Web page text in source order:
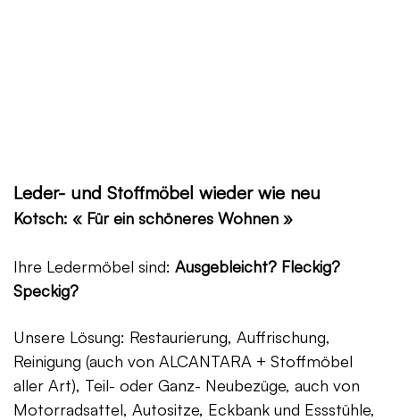
Leder- und Stoffmöbel wieder wie neu
Kotsch: « Für ein schöneres Wohnen »
Ihre Ledermöbel sind: Ausgebleicht? Fleckig?
Speckig?
Unsere Lösung: Restaurierung, Auffrischung,
Reinigung (auch von ALCANTARA + Stoffmöbel
aller Art), Teil- oder Ganz- Neubezüge, auch von
Motorradsattel, Autositze, Eckbank und Essstühle,